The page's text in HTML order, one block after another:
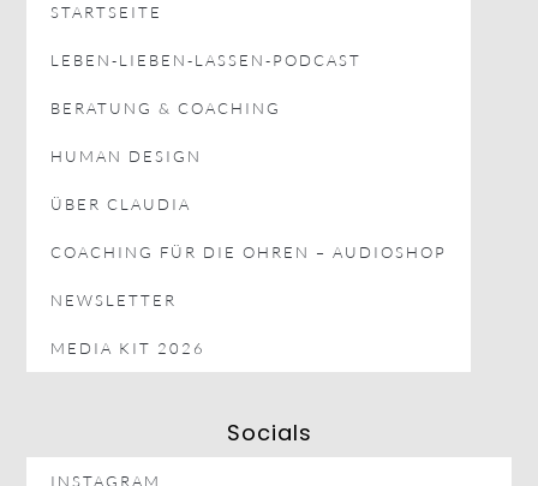
STARTSEITE
LEBEN-LIEBEN-LASSEN-PODCAST
BERATUNG & COACHING
HUMAN DESIGN
ÜBER CLAUDIA
COACHING FÜR DIE OHREN – AUDIOSHOP
NEWSLETTER
MEDIA KIT 2026
Socials
INSTAGRAM